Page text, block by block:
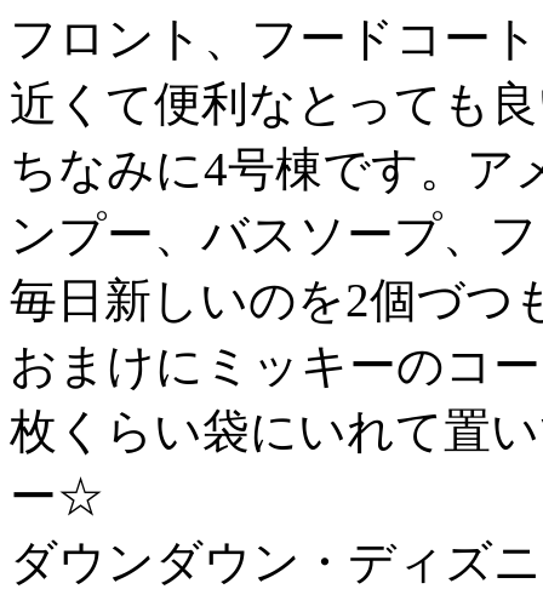
フロント、フードコー
近くて便利なとっても
ちなみに4号棟です。ア
ンプー、バスソープ、
毎日新しいのを2個づつ
おまけにミッキーのコ
枚くらい袋にいれて置
ー☆
ダウンダウン・ディズ